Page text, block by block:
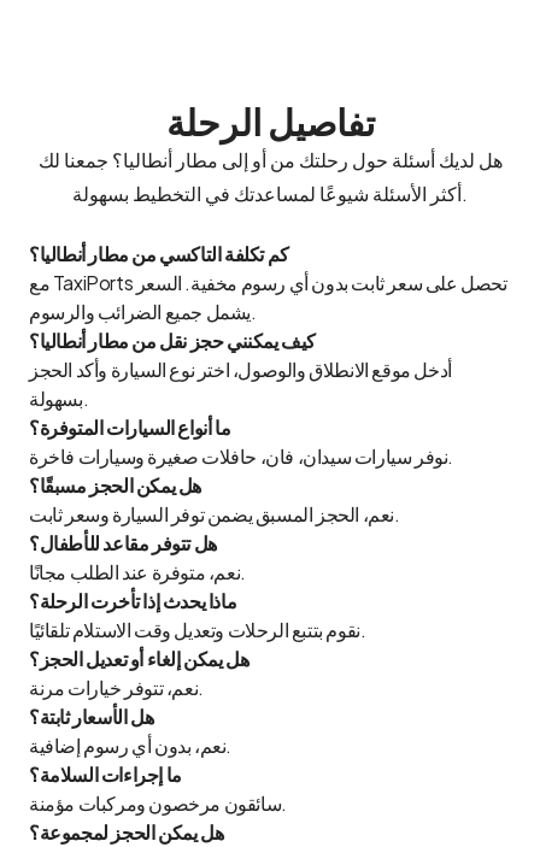
تفاصيل الرحلة
هل لديك أسئلة حول رحلتك من أو إلى مطار أنطاليا؟ جمعنا لك
أكثر الأسئلة شيوعًا لمساعدتك في التخطيط بسهولة.
كم تكلفة التاكسي من مطار أنطاليا؟
مع TaxiPorts تحصل على سعر ثابت بدون أي رسوم مخفية. السعر
يشمل جميع الضرائب والرسوم.
كيف يمكنني حجز نقل من مطار أنطاليا؟
أدخل موقع الانطلاق والوصول، اختر نوع السيارة وأكد الحجز
بسهولة.
ما أنواع السيارات المتوفرة؟
نوفر سيارات سيدان، فان، حافلات صغيرة وسيارات فاخرة.
هل يمكن الحجز مسبقًا؟
نعم، الحجز المسبق يضمن توفر السيارة وسعر ثابت.
هل تتوفر مقاعد للأطفال؟
نعم، متوفرة عند الطلب مجانًا.
ماذا يحدث إذا تأخرت الرحلة؟
نقوم بتتبع الرحلات وتعديل وقت الاستلام تلقائيًا.
هل يمكن إلغاء أو تعديل الحجز؟
نعم، تتوفر خيارات مرنة.
هل الأسعار ثابتة؟
نعم، بدون أي رسوم إضافية.
ما إجراءات السلامة؟
سائقون مرخصون ومركبات مؤمنة.
هل يمكن الحجز لمجموعة؟